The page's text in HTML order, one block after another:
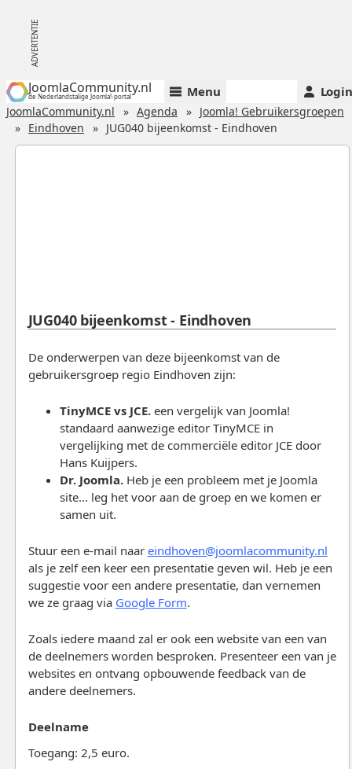
JoomlaCommunity.nl
de Nederlandstalige Joomla!-portal Menu Login
JoomlaCommunity.nl Agenda
Joomla! Gebruikersgroepen
Eindhoven
JUG040 bijeenkomst - Eindhoven
JUG040 bijeenkomst - Eindhoven
De onderwerpen van deze bijeenkomst van de
gebruikersgroep regio Eindhoven zijn:
TinyMCE vs JCE.een vergelijk van Joomla!
standaard aanwezige editor TinyMCE in
vergelijking met de commerciële editor JCE door
Hans Kuijpers.
Dr. Joomla.Heb je een probleem met je Joomla
site... leg het voor aan de groep en we komen er
samen uit.
Stuur een e-mail naar eindhoven@joomlacommunity.nl
als je zelf een keer een presentatie geven wil. Heb je een
suggestie voor een andere presentatie, dan vernemen
we ze graag via Google Form.
Zoals iedere maand zal er ook een website van een van
de deelnemers worden besproken. Presenteer een van je
websites en ontvang opbouwende feedback van de
andere deelnemers.
Deelname
Toegang: 2,5 euro.